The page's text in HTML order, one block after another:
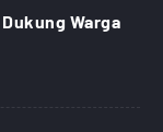
Warga